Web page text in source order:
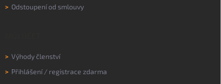
> Odstoupení od smlouvy
> Výhody členství
> Přihlášení/ registrace zdarma